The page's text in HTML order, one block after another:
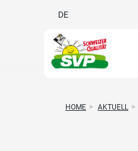
DE
HOME > AKTUELL >